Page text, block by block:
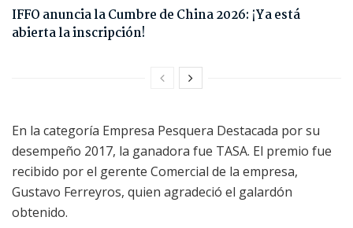
IFFO anuncia la Cumbre de China 2026: ¡Ya está
abierta la inscripción!
En la categoría Empresa Pesquera Destacada por su
desempeño 2017, la ganadora fue TASA. El premio fue
recibido por el gerente Comercial de la empresa,
Gustavo Ferreyros, quien agradeció el galardón
obtenido.